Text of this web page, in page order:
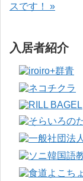
スです！ »
入居者紹介